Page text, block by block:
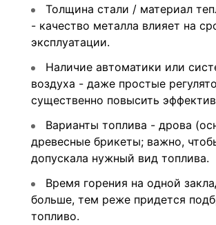
Толщина стали / материал
- качество металла влияет на
эксплуатации.
Наличие автоматики или
воздуха - даже простые
существенно повысить
Варианты топлива - дрова
древесные брикеты; важно,
допускала нужный вид топлива.
Время горения на одной
больше, тем реже придется
топливо.